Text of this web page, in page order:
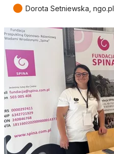
● Dorota Setniewska, ngo.pl